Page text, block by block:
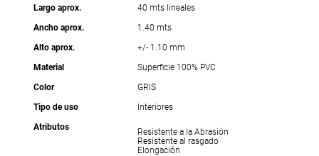
Largo aprox.
40 mts lineales
Ancho aprox.
1.40 mts
Alto aprox.
+/- 1.10 mm
Material
Superficie 100% PVC
Color
GRIS
Tipo de uso
Interiores
Atributos
Resistente a la Abrasión
Resistente al rasgado
Elongación